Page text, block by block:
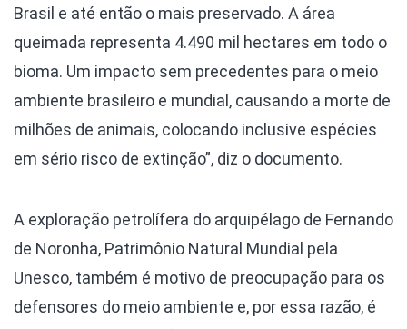
Brasil e até então o mais preservado. A área
queimada representa 4.490 mil hectares em todo o
bioma. Um impacto sem precedentes para o meio
ambiente brasileiro e mundial, causando a morte de
milhões de animais, colocando inclusive espécies
em sério risco de extinção”, diz o documento.
A exploração petrolífera do arquipélago de Fernando
de Noronha, Patrimônio Natural Mundial pela
Unesco, também é motivo de preocupação para os
defensores do meio ambiente e, por essa razão, é